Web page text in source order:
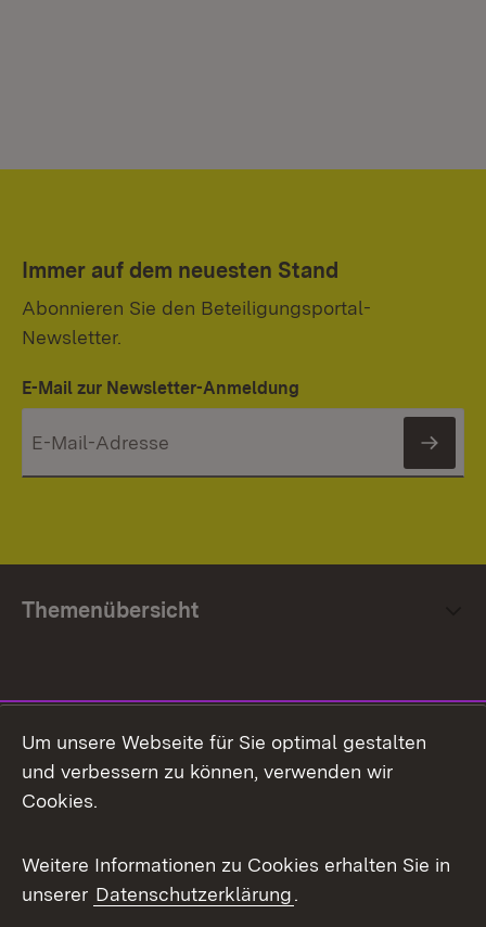
Immer auf dem neuesten Stand
Abonnieren Sie den Beteiligungsportal-
Newsletter.
E-Mail zur Newsletter-Anmeldung
Themenübersicht
Facebook
X / Twitter
Youtube
Um unsere Webseite für Sie optimal gestalten
und verbessern zu können, verwenden wir
Cookies.
Weitere Informationen zu Cookies erhalten Sie in
unserer Datenschutzerklärung.